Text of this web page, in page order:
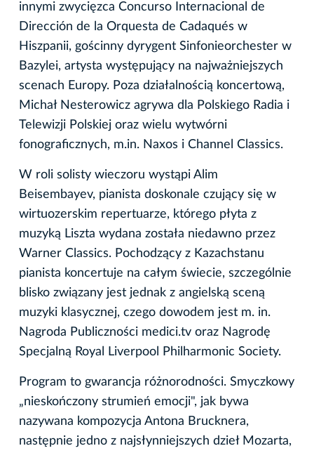
innymi zwycięzca Concurso Internacional de
Dirección de la Orquesta de Cadaqués w
Hiszpanii, gościnny dyrygent Sinfonieorchester w
Bazylei, artysta występujący na najważniejszych
scenach Europy. Poza działalnością koncertową,
Michał Nesterowicz agrywa dla Polskiego Radia i
Telewizji Polskiej oraz wielu wytwórni
fonograficznych, m.in. Naxos i Channel Classics.
W roli solisty wieczoru wystąpi Alim
Beisembayev, pianista doskonale czujący się w
wirtuozerskim repertuarze, którego płyta z
muzyką Liszta wydana została niedawno przez
Warner Classics. Pochodzący z Kazachstanu
pianista koncertuje na całym świecie, szczególnie
blisko związany jest jednak z angielską sceną
muzyki klasycznej, czego dowodem jest m. in.
Nagroda Publiczności medici.tv oraz Nagrodę
Specjalną Royal Liverpool Philharmonic Society.
Program to gwarancja różnorodności. Smyczkowy
„nieskończony strumień emocji", jak bywa
nazywana kompozycja Antona Brucknera,
następnie jedno z najsłynniejszych dzieł Mozarta,